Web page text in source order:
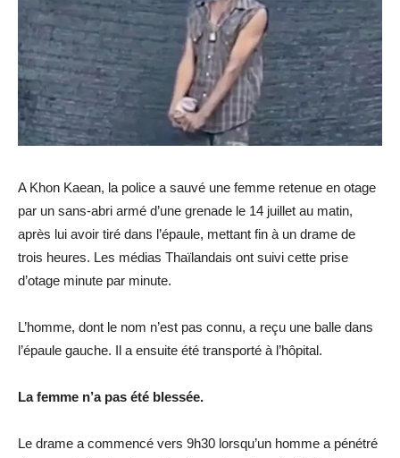
A Khon Kaean, la police a sauvé une femme retenue en otage
par un sans-abri armé d’une grenade le 14 juillet au matin,
après lui avoir tiré dans l’épaule, mettant fin à un drame de
trois heures. Les médias Thaïlandais ont suivi cette prise
d’otage minute par minute.
L’homme, dont le nom n’est pas connu, a reçu une balle dans
l’épaule gauche. Il a ensuite été transporté à l’hôpital.
La femme n’a pas été blessée.
Le drame a commencé vers 9h30 lorsqu’un homme a pénétré